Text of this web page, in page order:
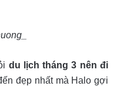
du lịch tháng 3 nên đi
đẹp nhất mà Halo gợi